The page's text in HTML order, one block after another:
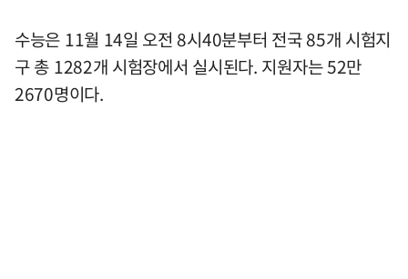
수능은 11월 14일 오전 8시40분부터 전국 85개 시험지
구 총 1282개 시험장에서 실시된다. 지원자는 52만
2670명이다.